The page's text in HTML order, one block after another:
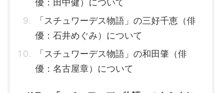
優：田中健）について
「スチュワーデス物語」の三好千恵（俳
優：石井めぐみ）について
「スチュワーデス物語」の和田肇（俳
優：名古屋章）について